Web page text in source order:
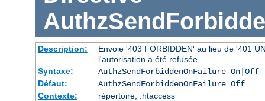
Description:
Envoie '403 FORBIDDEN' au lieu de '401
l'autorisation a été refusée.
Syntaxe:
AuthzSendForbiddenOnFailure On|Off
Défaut:
AuthzSendForbiddenOnFailure Off
Contexte:
répertoire, .htaccess